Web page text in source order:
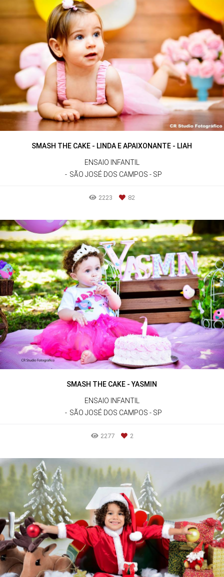
SMASH THE CAKE - LINDA E APAIXONANTE - LIAH
ENSAIO INFANTIL
SÃO JOSÉ DOS CAMPOS - SP
2223 82
SMASH THE CAKE - YASMIN
ENSAIO INFANTIL
SÃO JOSÉ DOS CAMPOS - SP
2277 2